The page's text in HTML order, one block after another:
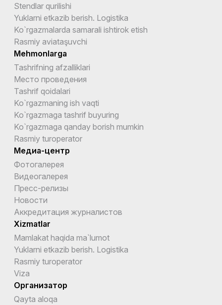
Stendlar qurilishi
Yuklarni etkazib berish. Logistika
Ko`rgazmalarda samarali ishtirok etish
Rasmiy aviataşuvchi
Mehmonlarga
Tashrifning afzalliklari
Место проведения
Tashrif qoidalari
Ko`rgazmaning ish vaqti
Ko`rgazmaga tashrif buyuring
Ko`rgazmaga qanday borish mumkin
Rasmiy turoperator
Медиа-центр
Фотогалерея
Видеогалерея
Пресс-релизы
Новости
Аккредитация журналистов
Xizmatlar
Mamlakat haqida ma`lumot
Yuklarni etkazib berish. Logistika
Rasmiy turoperator
Viza
Организатор
Qayta aloqa